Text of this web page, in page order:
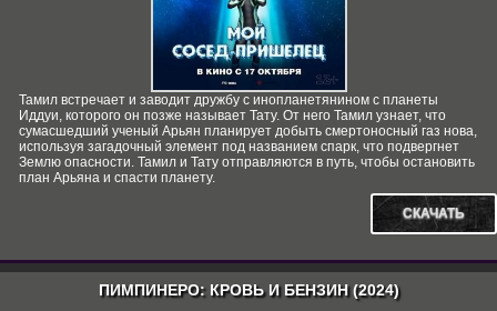
Тамил встречает и заводит дружбу с инопланетянином с планеты
Иддуи, которого он позже называет Тату. От него Тамил узнает, что
сумасшедший ученый Арьян планирует добыть смертоносный газ нова,
используя загадочный элемент под названием спарк, что подвергнет
Землю опасности. Тамил и Тату отправляются в путь, чтобы остановить
план Арьяна и спасти планету.
СКАЧАТЬ
ПИМПИНЕРО: КРОВЬ И БЕНЗИН (2024)